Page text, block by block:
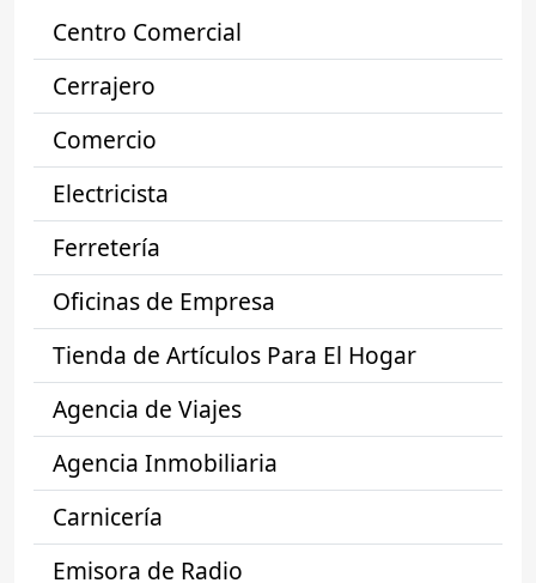
Centro Comercial
Cerrajero
Comercio
Electricista
Ferretería
Oficinas de Empresa
Tienda de Artículos Para El Hogar
Agencia de Viajes
Agencia Inmobiliaria
Carnicería
Emisora de Radio